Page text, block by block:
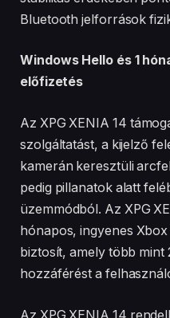
Bluetooth jelforrások
Windows Hello és 1
előfizetés
Az XPG XENIA 14
szolgáltatást, a kijelző
kamerán keresztüli
pedig pillanatok alatt
üzemmódból. Az XPG
hónapos, ingyenes Xbox
biztosít, amely több mint
hozzáférést a
Az XPG XENIA 14